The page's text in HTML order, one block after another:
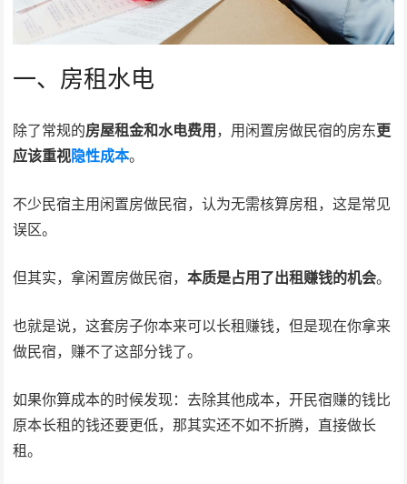
一、房租水电
除了常规的房屋租金和水电费用，用闲置房做民宿的房东更
应该重视隐性成本。
不少民宿主用闲置房做民宿，认为无需核算房租，这是常见
误区。
但其实，拿闲置房做民宿，本质是占用了出租赚钱的机会。
也就是说，这套房子你本来可以长租赚钱，但是现在你拿来
做民宿，赚不了这部分钱了。
如果你算成本的时候发现：去除其他成本，开民宿赚的钱比
原本长租的钱还要更低，那其实还不如不折腾，直接做长
租。